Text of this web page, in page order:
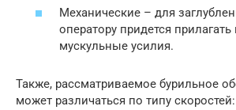
Механические – для
оператору придется
мускульные усилия.
Также, рассматриваемое бурильное
может различаться по типу скоростей: